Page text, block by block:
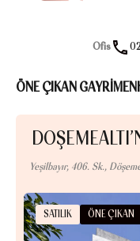
Ofis
ÖNE ÇIKAN
Yeşilbayır, 406. Sk.,
SATILIK ÖNE ÇIKAN